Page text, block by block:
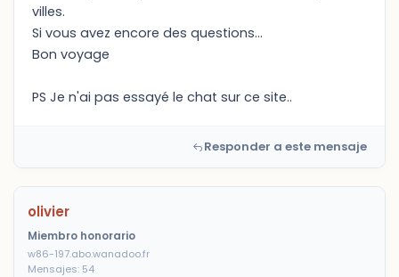
villes.
Si vous avez encore des questions...
Bon voyage
PS Je n'ai pas essayé le chat sur ce site..
Responder a este mensaje
olivier
Miembro honorario
w86-197.abo.wanadoo.fr
Mensajes: 54